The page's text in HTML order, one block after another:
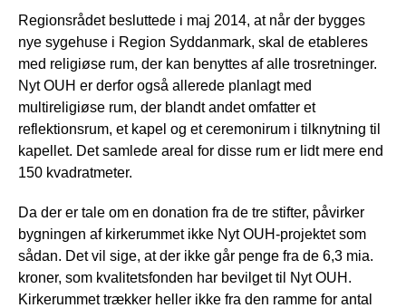
Regionsrådet besluttede i maj 2014, at når der bygges
nye sygehuse i Region Syddanmark, skal de etableres
med religiøse rum, der kan benyttes af alle trosretninger.
Nyt OUH er derfor også allerede planlagt med
multireligiøse rum, der blandt andet omfatter et
reflektionsrum, et kapel og et ceremonirum i tilknytning til
kapellet. Det samlede areal for disse rum er lidt mere end
150 kvadratmeter.
Da der er tale om en donation fra de tre stifter, påvirker
bygningen af kirkerummet ikke Nyt OUH-projektet som
sådan. Det vil sige, at der ikke går penge fra de 6,3 mia.
kroner, som kvalitetsfonden har bevilget til Nyt OUH.
Kirkerummet trækker heller ikke fra den ramme for antal